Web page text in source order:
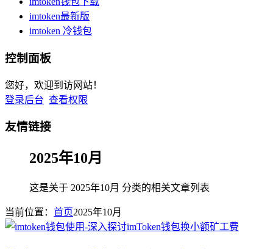
imtoken最新版
imtoken 冷钱包
控制面板
您好，欢迎到访网站！
登录后台 查看权限
友情链接
2025年10月
这是关于 2025年10月 分类的相关文章列表
当前位置： 首页2025年10月